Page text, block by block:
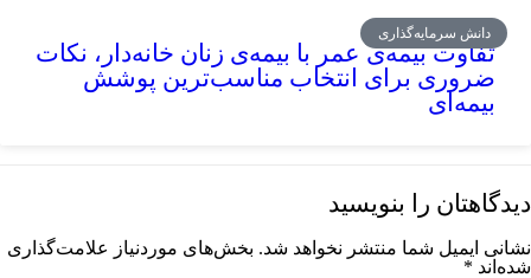
دانش سرمایه‌گذاری
تفاوت بیمه‌ی عمر با بیمه‌ی زنان خانه‌دار، نکات
ضروری برای انتخاب مناسب‌ترین پوشش
بیمه‌ای
دیدگاهتان را بنویسید
نشانی ایمیل شما منتشر نخواهد شد. بخش‌های موردنیاز علامت‌گذاری
شده‌اند *